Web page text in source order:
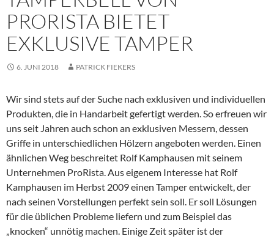
PRORISTA BIETET
EXKLUSIVE TAMPER
6. JUNI 2018 PATRICK FIEKERS
Wir sind stets auf der Suche nach exklusiven und individuellen
Produkten, die in Handarbeit gefertigt werden. So erfreuen wir
uns seit Jahren auch schon an exklusiven Messern, dessen
Griffe in unterschiedlichen Hölzern angeboten werden. Einen
ähnlichen Weg beschreitet Rolf Kamphausen mit seinem
Unternehmen ProRista. Aus eigenem Interesse hat Rolf
Kamphausen im Herbst 2009 einen Tamper entwickelt, der
nach seinen Vorstellungen perfekt sein soll. Er soll Lösungen
für die üblichen Probleme liefern und zum Beispiel das
„knocken“ unnötig machen. Einige Zeit später ist der